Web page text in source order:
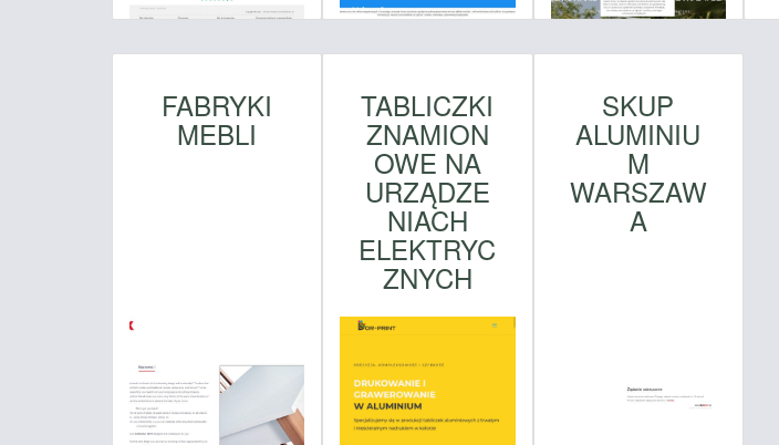
FABRYKI
MEBLI
TABLICZKI
ZNAMION
OWE NA
URZĄDZE
NIACH
ELEKTRYC
ZNYCH
SKUP
ALUMINIU
M
WARSZAW
A